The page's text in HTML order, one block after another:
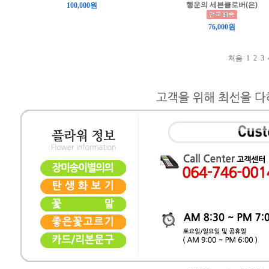
100,000원
행운의 세븐클로버(은)
76,000원
처음 1 2 3